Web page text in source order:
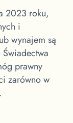
2023 roku,
i
wynajem są
prawny
zarówno w